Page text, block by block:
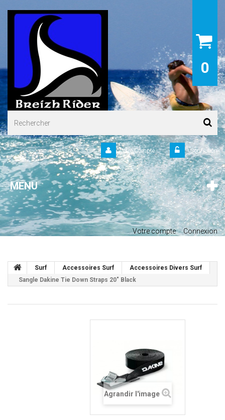
0
Connexion
Votre Compte
MENU
Votre compte Connexion
Surf Accessoires Surf
Accessoires Divers Surf
Sangle Dakine Tie Down Straps 20" Black
Agrandir l'image